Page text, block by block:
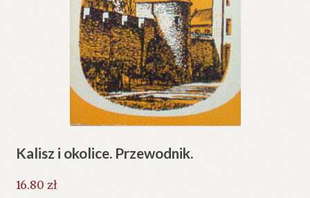
Kalisz i okolice. Przewodnik.
16.80 zł